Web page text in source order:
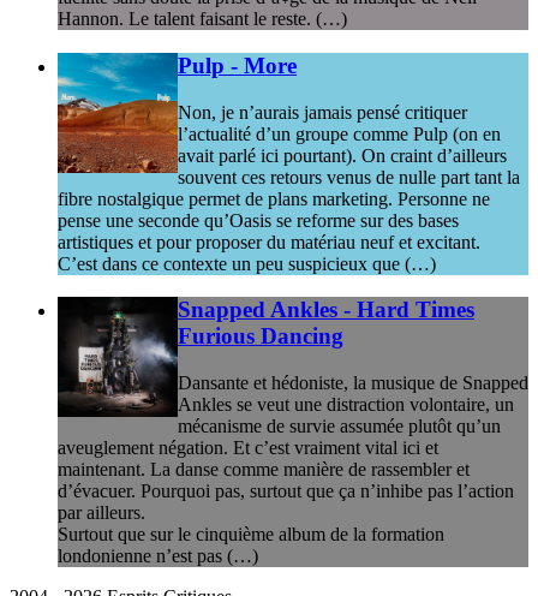
Hannon. Le talent faisant le reste. (…)
Pulp - More
Non, je n’aurais jamais pensé critiquer
l’actualité d’un groupe comme Pulp (on en
avait parlé ici pourtant). On craint d’ailleurs
souvent ces retours venus de nulle part tant la
fibre nostalgique permet de plans marketing. Personne ne
pense une seconde qu’Oasis se reforme sur des bases
artistiques et pour proposer du matériau neuf et excitant.
C’est dans ce contexte un peu suspicieux que (…)
Snapped Ankles - Hard Times
Furious Dancing
Dansante et hédoniste, la musique de Snapped
Ankles se veut une distraction volontaire, un
mécanisme de survie assumée plutôt qu’un
aveuglement négation. Et c’est vraiment vital ici et
maintenant. La danse comme manière de rassembler et
d’évacuer. Pourquoi pas, surtout que ça n’inhibe pas l’action
par ailleurs.
Surtout que sur le cinquième album de la formation
londonienne n’est pas (…)